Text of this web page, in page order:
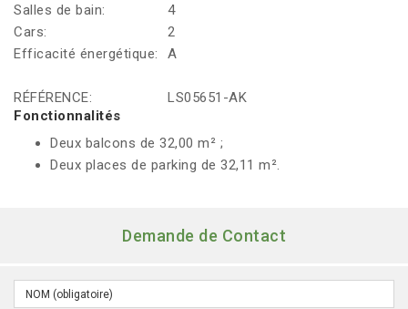
Salles de bain:
4
Cars:
2
Efficacité énergétique:
A
RÉFÉRENCE:
LS05651-AK
Fonctionnalités
Deux balcons de 32,00 m² ;
Deux places de parking de 32,11 m².
Demande de Contact